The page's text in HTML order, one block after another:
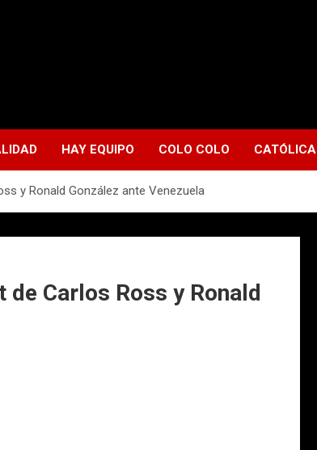
HAY EQUIPO COLO COLO CATÓLICA
y Ronald González ante Venezuela
Carlos Ross y Ronald